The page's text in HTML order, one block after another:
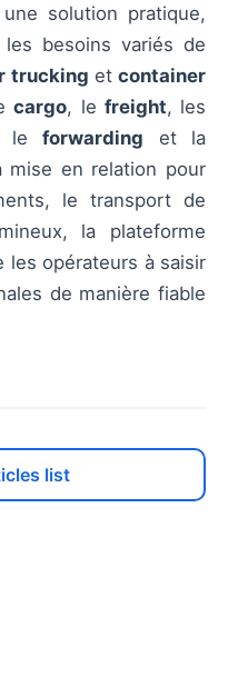
solution pratique,
besoins variés de
trucking etcontainer
cargo, le freight, les
le forwarding et la
mise en relation pour
le transport de
la plateforme
les opérateurs à saisir
de manière fiable
list